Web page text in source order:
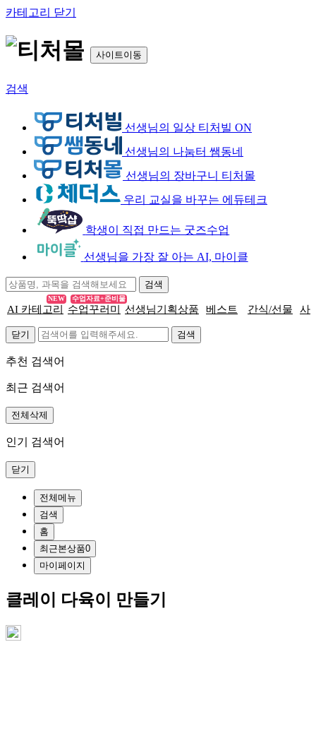
카테고리 닫기
사이트이동
검색
선생님의 일상 티처빌 ON
선생님의 나눔터 쌤동네
선생님의 장바구니 티처몰
우리 교실을 바꾸는 에듀테크
학생이 직접 만드는 굿즈수업
선생님을 가장 잘 아는 AI, 마이클
AI 카테고리
NEW
수업꾸러미
수업자료+준비물
선생님기획상품 베스트 간식/선물 사
닫기
추천 검색어
최근 검색어
전체삭제
인기 검색어
닫기
전체메뉴
검색
홈
최근본상품0
마이페이지
클레이 다육이 만들기